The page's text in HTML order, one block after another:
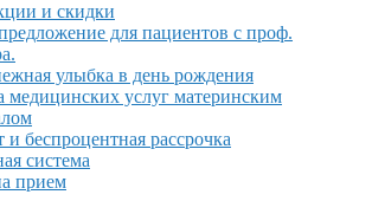
и скидки
для пациентов с проф.
улыбка в день рождения
медицинских услуг материнским
и беспроцентная рассрочка
система
прием